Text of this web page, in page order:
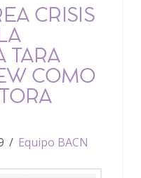
CRISIS
TARA
COMO
Equipo BACN